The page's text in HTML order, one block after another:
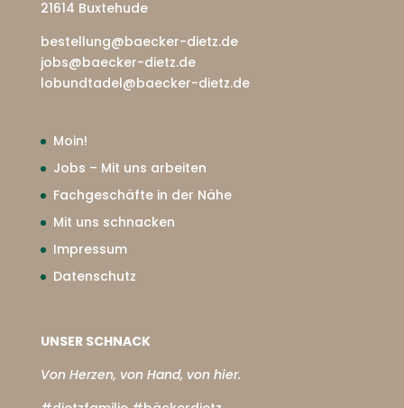
21614 Buxtehude
bestellung@baecker-dietz.de
jobs@baecker-dietz.de
lobundtadel@baecker-dietz.de
Moin!
Jobs – Mit uns arbeiten
Fachgeschäfte in der Nähe
Mit uns schnacken
Impressum
Datenschutz
UNSER SCHNACK
Von Herzen, von Hand, von hier.